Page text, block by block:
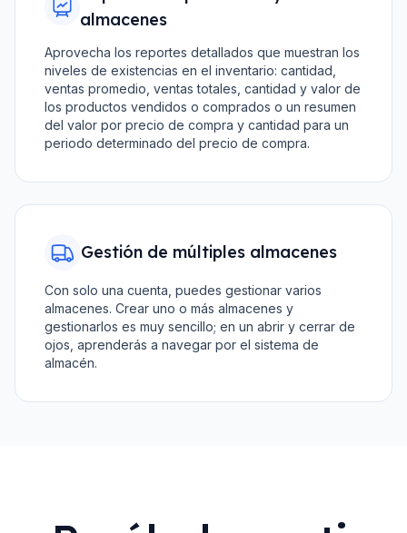
almacenes
Aprovecha los reportes detallados que muestran los
niveles de existencias en el inventario: cantidad,
ventas promedio, ventas totales, cantidad y valor de
los productos vendidos o comprados o un resumen
del valor por precio de compra y cantidad para un
periodo determinado del precio de compra.
Gestión de múltiples almacenes
Con solo una cuenta, puedes gestionar varios
almacenes. Crear uno o más almacenes y
gestionarlos es muy sencillo; en un abrir y cerrar de
ojos, aprenderás a navegar por el sistema de
almacén.